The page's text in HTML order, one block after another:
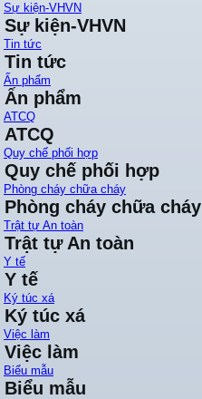
Sự kiện-VHVN
Sự kiện-VHVN
Tin tức
Tin tức
Ấn phẩm
Ấn phẩm
ATCQ
ATCQ
Quy chế phối hợp
Quy chế phối hợp
Phòng cháy chữa cháy
Phòng cháy chữa cháy
Trật tự An toàn
Trật tự An toàn
Y tế
Y tế
Ký túc xá
Ký túc xá
Việc làm
Việc làm
Biểu mẫu
Biểu mẫu